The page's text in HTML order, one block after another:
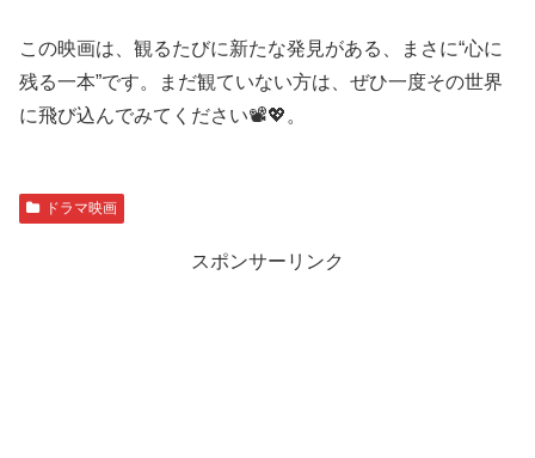
この映画は、観るたびに新たな発見がある、まさに“心に
残る一本”です。まだ観ていない方は、ぜひ一度その世界
に飛び込んでみてください📽️💖。
ドラマ映画
スポンサーリンク